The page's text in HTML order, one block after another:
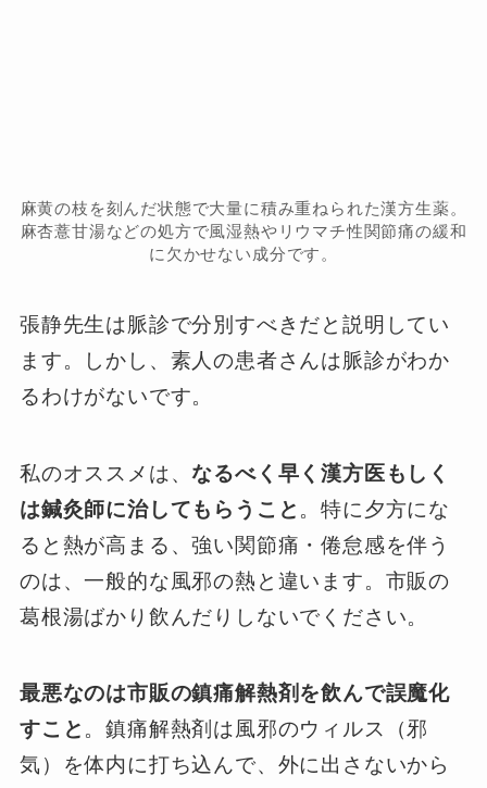
麻黄の枝を刻んだ状態で大量に積み重ねられた漢方生薬。
麻杏薏甘湯などの処方で風湿熱やリウマチ性関節痛の緩和
に欠かせない成分です。
張静先生は脈診で分別すべきだと説明してい
ます。しかし、素人の患者さんは脈診がわか
るわけがないです。
私のオススメは、なるべく早く漢方医もしく
は鍼灸師に治してもらうこと 。特に夕方にな
ると熱が高まる、強い関節痛・倦怠感を伴う
のは、一般的な風邪の熱と違います。市販の
葛根湯ばかり飲んだりしないでください。
最悪なのは市販の鎮痛解熱剤を飲んで誤魔化
すこと 。鎮痛解熱剤は風邪のウィルス（邪
気）を体内に打ち込んで、外に出さないから